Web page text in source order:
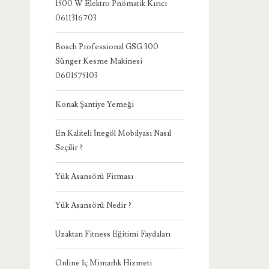
1500 W Elektro Pnömatik Kırıcı
0611316703
Bosch Professional GSG 300
Sünger Kesme Makinesi
0601575103
Konak Şantiye Yemeği
En Kaliteli İnegöl Mobilyası Nasıl
Seçilir ?
Yük Asansörü Firması
Yük Asansörü Nedir ?
Uzaktan Fitness Eğitimi Faydaları
Online İç Mimarlık Hizmeti